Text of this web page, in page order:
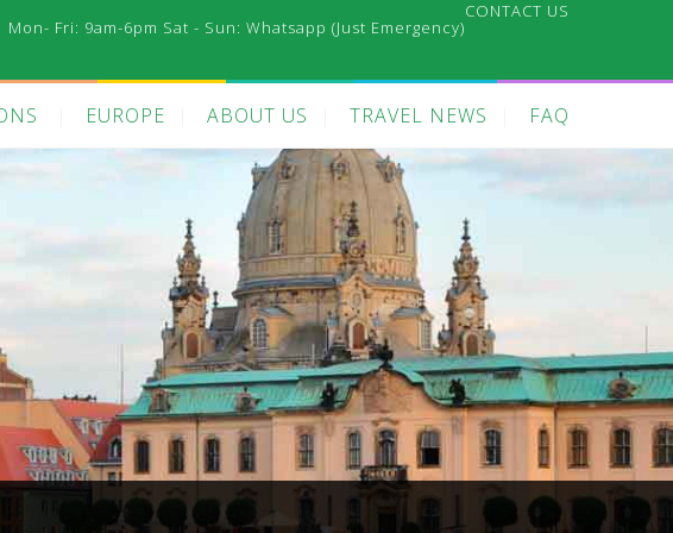
Mon- Fri: 9am-6pm Sat - Sun: Whatsapp (Just Emergency)
CONTACT US
EUROPE ABOUT US TRAVEL NEWS FAQ